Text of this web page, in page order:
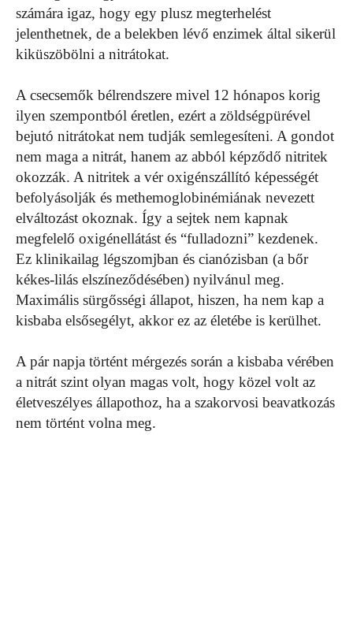
számára igaz, hogy egy plusz megterhelést
jelenthetnek, de a belekben lévő enzimek által sikerül
kiküszöbölni a nitrátokat.
A csecsemők bélrendszere mivel 12 hónapos korig
ilyen szempontból éretlen, ezért a zöldségpürével
bejutó nitrátokat nem tudják semlegesíteni. A gondot
nem maga a nitrát, hanem az abból képződő nitritek
okozzák. A nitritek a vér oxigénszállító képességét
befolyásolják és methemoglobinémiának nevezett
elváltozást okoznak. Így a sejtek nem kapnak
megfelelő oxigénellátást és “fulladozni” kezdenek.
Ez klinikailag légszomjban és cianózisban (a bőr
kékes-lilás elszíneződésében) nyilvánul meg.
Maximális sürgősségi állapot, hiszen, ha nem kap a
kisbaba elsősegélyt, akkor ez az életébe is kerülhet.
A pár napja történt mérgezés során a kisbaba vérében
a nitrát szint olyan magas volt, hogy közel volt az
életveszélyes állapothoz, ha a szakorvosi beavatkozás
nem történt volna meg.